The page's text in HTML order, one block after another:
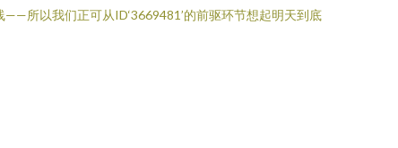
所以我们正可从ID‘3669481’的前驱环节想起明天到底